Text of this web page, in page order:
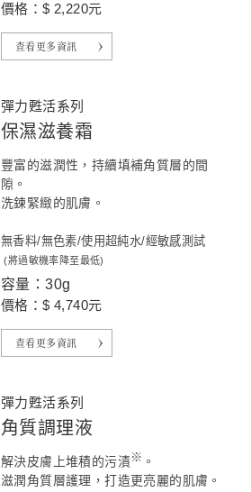
價格：$ 2,220元
查看更多資訊
彈力甦活系列
保濕滋養霜
豐富的滋潤性，持續填補角質層的間
隙。
洗鍊緊緻的肌膚。
無香料/無色素/使用超純水/經敏感測試
(將過敏機率降至最低)
容量：30g
價格：$ 4,740元
查看更多資訊
彈力甦活系列
角質調理液
解決皮膚上堆積的污漬※ 。
滋潤角質層護理，打造更亮麗的肌膚。